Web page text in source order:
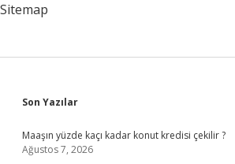
Sitemap
Sidebar
Son Yazılar
Maaşın yüzde kaçı kadar konut kredisi çekilir ?
Ağustos 7, 2026